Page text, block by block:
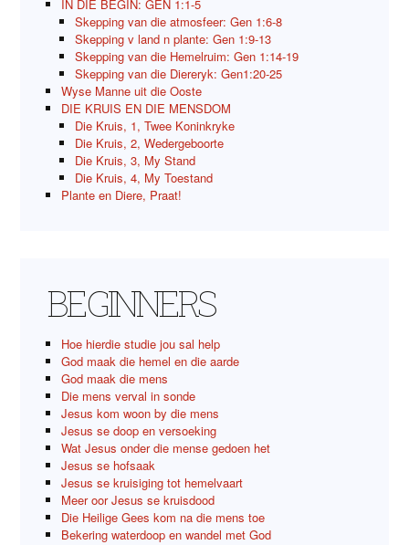
IN DIE BEGIN: GEN 1:1-5
Skepping van die atmosfeer: Gen 1:6-8
Skepping v land n plante: Gen 1:9-13
Skepping van die Hemelruim: Gen 1:14-19
Skepping van die Diereryk: Gen1:20-25
Wyse Manne uit die Ooste
DIE KRUIS EN DIE MENSDOM
Die Kruis, 1, Twee Koninkryke
Die Kruis, 2, Wedergeboorte
Die Kruis, 3, My Stand
Die Kruis, 4, My Toestand
Plante en Diere, Praat!
BEGINNERS
Hoe hierdie studie jou sal help
God maak die hemel en die aarde
God maak die mens
Die mens verval in sonde
Jesus kom woon by die mens
Jesus se doop en versoeking
Wat Jesus onder die mense gedoen het
Jesus se hofsaak
Jesus se kruisiging tot hemelvaart
Meer oor Jesus se kruisdood
Die Heilige Gees kom na die mens toe
Bekering waterdoop en wandel met God